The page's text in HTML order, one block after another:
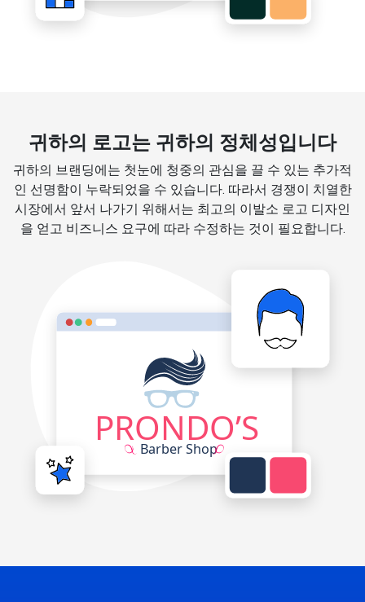
귀하의 로고는 귀하의 정체성입니다
귀하의 브랜딩에는 첫눈에 청중의 관심을 끌 수 있는 추가적
인 선명함이 누락되었을 수 있습니다. 따라서 경쟁이 치열한
시장에서 앞서 나가기 위해서는 최고의 이발소 로고 디자인
을 얻고 비즈니스 요구에 따라 수정하는 것이 필요합니다.